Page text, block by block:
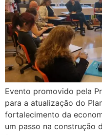
Evento promovido pela
para a atualização do
fortalecimento da
um passo na construção